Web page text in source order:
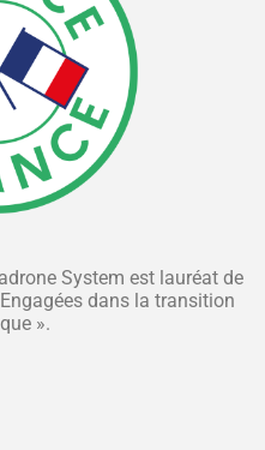
System est lauréat de
dans la transition
».